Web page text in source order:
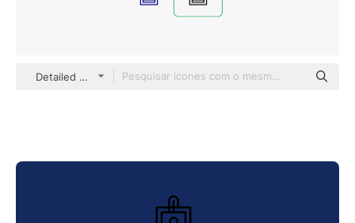
Detailed Mixed Lineal